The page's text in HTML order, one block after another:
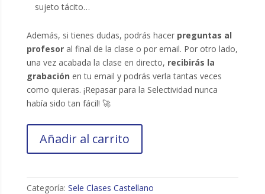
sujeto tácito…
Además, si tienes dudas, podrás hacer preguntas al
profesoral final de la clase o por email. Por otro lado,
una vez acabada la clase en directo, recibirás la
grabación en tu email y podrás verla tantas veces
como quieras. ¡Repasar para la Selectividad nunca
había sido tan fácil! 🚀
Análisis
cantidad
Añadir al carrito
Categoría: Sele Clases Castellano